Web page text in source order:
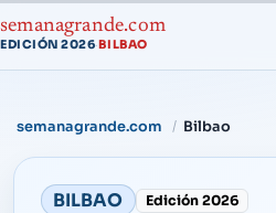
semanagrande.com
EDICIÓN 2026·BILBAO
semanagrande.com Bilbao
BILBAO Edición 2026